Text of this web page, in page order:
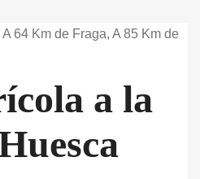
64 Km de Fraga, A 85 Km de
a la